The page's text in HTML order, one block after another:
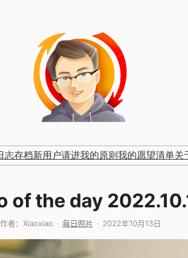
志存档新用户请进我的原则 我的愿望清单关
of the day
作者： Xiaoxiao 每日照片 2022年10月13日